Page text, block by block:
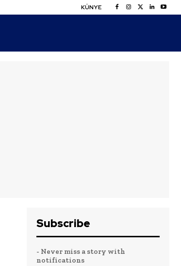
KÜNYE
Subscribe
- Never miss a story with
notifications